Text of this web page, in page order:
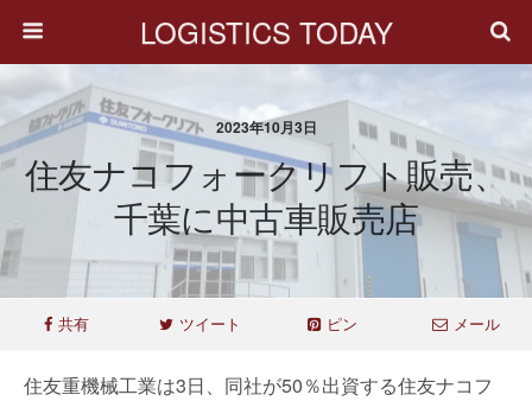
LOGISTICS TODAY
2023年10月3日
住友ナコフォークリフト販売、
千葉に中古車販売店
共有 ツイート ピン メール
住友重機械工業は3日、同社が50％出資する住友ナコフ